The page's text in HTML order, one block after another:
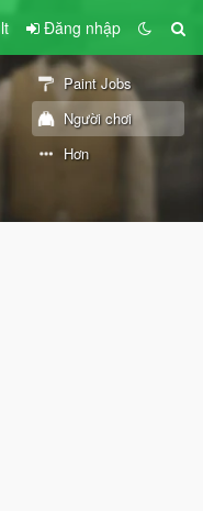
Đăng nhập
Paint Jobs
Người chơi
Hơn